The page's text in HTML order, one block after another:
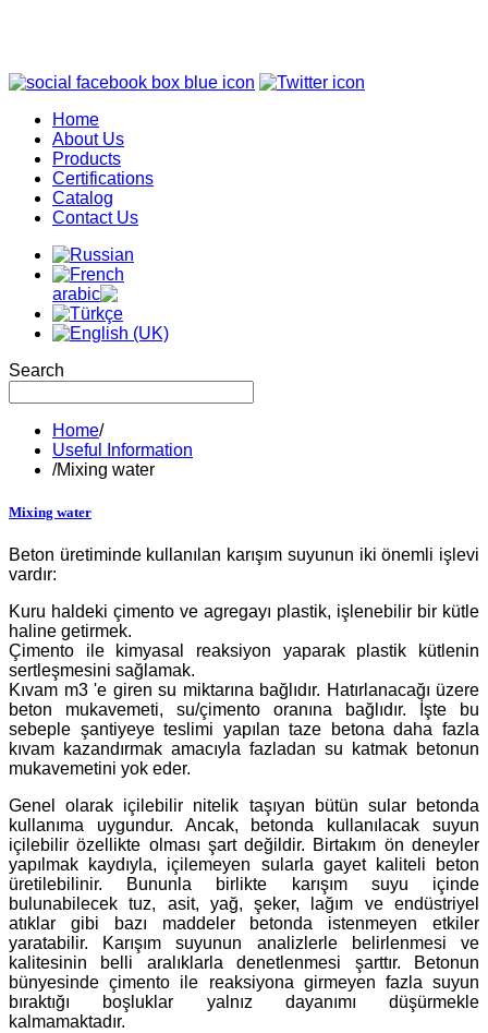
Home
About Us
Products
Certifications
Catalog
Contact Us
Search
Home/
Useful Information
/Mixing water
Mixing water
Beton üretiminde kullanılan karışım suyunun iki önemli işlevi
vardır:
Kuru haldeki çimento ve agregayı plastik, işlenebilir bir kütle
haline getirmek.
Çimento ile kimyasal reaksiyon yaparak plastik kütlenin
sertleşmesini sağlamak.
Kıvam m3 'e giren su miktarına bağlıdır. Hatırlanacağı üzere
beton mukavemeti, su/çimento oranına bağlıdır. İşte bu
sebeple şantiyeye teslimi yapılan taze betona daha fazla
kıvam kazandırmak amacıyla fazladan su katmak betonun
mukavemetini yok eder.
Genel olarak içilebilir nitelik taşıyan bütün sular betonda
kullanıma uygundur. Ancak, betonda kullanılacak suyun
içilebilir özellikte olması şart değildir. Birtakım ön deneyler
yapılmak kaydıyla, içilemeyen sularla gayet kaliteli beton
üretilebilinir. Bununla birlikte karışım suyu içinde
bulunabilecek tuz, asit, yağ, şeker, lağım ve endüstriyel
atıklar gibi bazı maddeler betonda istenmeyen etkiler
yaratabilir. Karışım suyunun analizlerle belirlenmesi ve
kalitesinin belli aralıklarla denetlenmesi şarttır. Betonun
bünyesinde çimento ile reaksiyona girmeyen fazla suyun
bıraktığı boşluklar yalnız dayanımı düşürmekle
kalmamaktadır.